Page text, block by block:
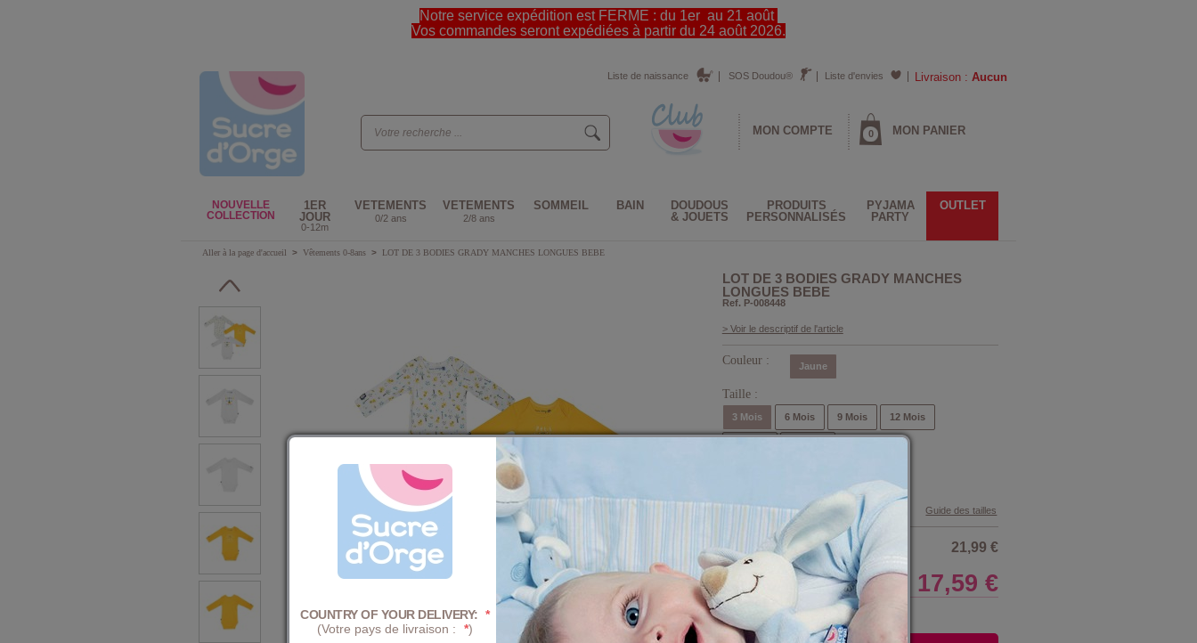
Notre service expédition est FERME : du 1er au 21 août
Vos commandes seront expédiées à partir du 24 août 2026.
Livraison : Aucun
Liste d'envies
SOS Doudou®
Liste de naissance
MON COMPTE 0 MON PANIER
NOUVELLE
COLLECTION
1ER
JOUR
0-12m
VETEMENTS
0/2 ans
VETEMENTS
2/8 ans
SOMMEIL BAIN
DOUDOUS
& JOUETS
PRODUITS
PERSONNALISÉS
PYJAMA
PARTY
OUTLET
Aller à la page d'accueil > Vêtements 0-8ans > LOT DE 3 BODIES GRADY MANCHES LONGUES BEBE
LOT DE 3 BODIES GRADY MANCHES
LONGUES BEBE
Ref. P-008448
> Voir le descriptif de l'article
Couleur : Jaune
Taille :
3 Mois 6 Mois 9 Mois 12 Mois
Guide des tailles
21,99 €
Prix 17,59 €
+ D'INFOS SUR LE CLUB
COUNTRY OF YOUR DELIVERY: *
(Votre pays de livraison :
*)